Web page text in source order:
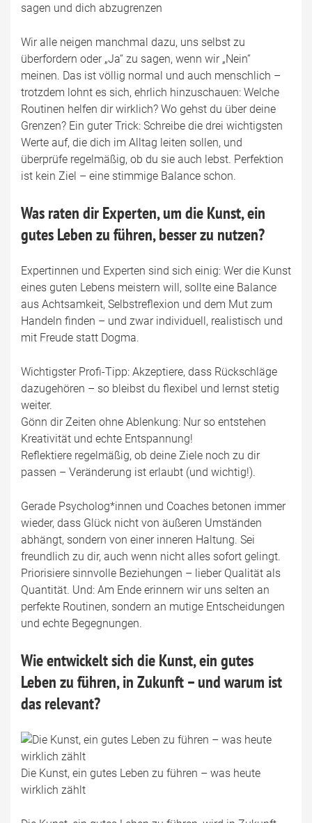
sagen und dich abzugrenzen
Wir alle neigen manchmal dazu, uns selbst zu
überfordern oder „Ja“ zu sagen, wenn wir „Nein“
meinen. Das ist völlig normal und auch menschlich –
trotzdem lohnt es sich, ehrlich hinzuschauen: Welche
Routinen helfen dir wirklich? Wo gehst du über deine
Grenzen? Ein guter Trick: Schreibe die drei wichtigsten
Werte auf, die dich im Alltag leiten sollen, und
überprüfe regelmäßig, ob du sie auch lebst. Perfektion
ist kein Ziel – eine stimmige Balance schon.
Was raten dir Experten, um die Kunst, ein
gutes Leben zu führen, besser zu nutzen?
Expertinnen und Experten sind sich einig: Wer die Kunst
eines guten Lebens meistern will, sollte eine Balance
aus Achtsamkeit, Selbstreflexion und dem Mut zum
Handeln finden – und zwar individuell, realistisch und
mit Freude statt Dogma.
Wichtigster Profi-Tipp: Akzeptiere, dass Rückschläge
dazugehören – so bleibst du flexibel und lernst stetig
weiter.
Gönn dir Zeiten ohne Ablenkung: Nur so entstehen
Kreativität und echte Entspannung!
Reflektiere regelmäßig, ob deine Ziele noch zu dir
passen – Veränderung ist erlaubt (und wichtig!).
Gerade Psycholog*innen und Coaches betonen immer
wieder, dass Glück nicht von äußeren Umständen
abhängt, sondern von einer inneren Haltung. Sei
freundlich zu dir, auch wenn nicht alles sofort gelingt.
Priorisiere sinnvolle Beziehungen – lieber Qualität als
Quantität. Und: Am Ende erinnern wir uns selten an
perfekte Routinen, sondern an mutige Entscheidungen
und echte Begegnungen.
Wie entwickelt sich die Kunst, ein gutes
Leben zu führen, in Zukunft – und warum ist
das relevant?
Die Kunst, ein gutes Leben zu führen – was heute
wirklich zählt